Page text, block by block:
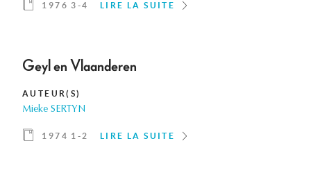
1976 3-4 LIRE LA SUITE
Geyl en Vlaanderen
AUTEUR(S)
Mieke SERTYN
1974 1-2 LIRE LA SUITE